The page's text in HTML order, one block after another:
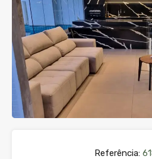
Referência: